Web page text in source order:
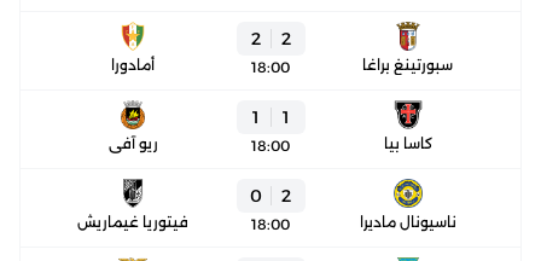
سبورتينغ براغا
2
2
18:00 أمادورا
كاسا بيا
1
1
18:00 ريو آفي
ناسيونال ماديرا
2
0
18:00 فيتوريا غيماريش